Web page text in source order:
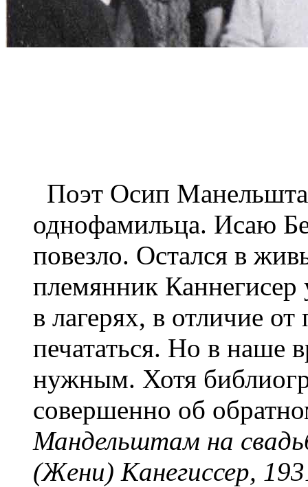
Поэт Осип
однофамильца. Исаю
повезло. Остался в
племянник
в лагерях, в отличие
печататься. Но в наше
нужным. Хотя
совершенно об
Мандельштам на
(Жени) Канегиссер,